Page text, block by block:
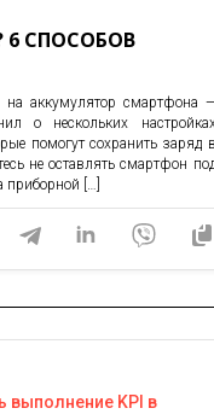
6 СПОСОБОВ
на аккумулятор смартфона
о нескольких
помогут сохранить заряд в
не оставлять смартфон
[…]
выполнение KPI в